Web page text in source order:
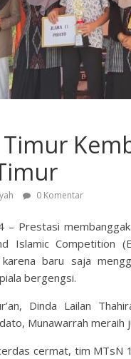
0 Komentar
– Prestasi
Islamic Competition
karena baru saja
bergengsi.
Dinda Lailan
Munawarrah meraih
cermat, tim MTsN